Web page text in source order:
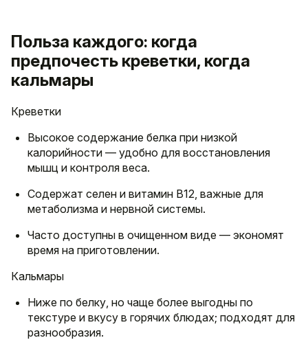
Польза каждого: когда
предпочесть креветки, когда
кальмары
Креветки
Высокое содержание белка при низкой
калорийности — удобно для восстановления
мышц и контроля веса.
Содержат селен и витамин B12, важные для
метаболизма и нервной системы.
Часто доступны в очищенном виде — экономят
время на приготовлении.
Кальмары
Ниже по белку, но чаще более выгодны по
текстуре и вкусу в горячих блюдах; подходят для
разнообразия.